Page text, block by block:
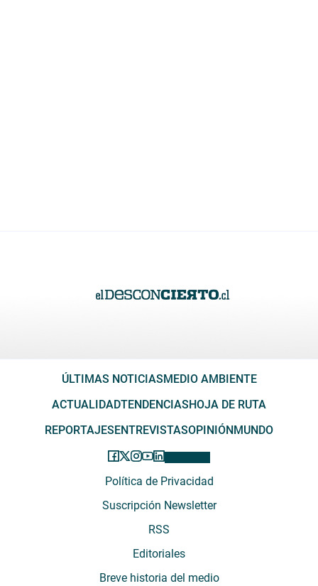
ÚLTIMAS NOTICIASMEDIO AMBIENTE
ACTUALIDADTENDENCIASHOJA DE RUTA
REPORTAJESENTREVISTASOPINIÓNMUNDO
Política de Privacidad
Suscripción Newsletter
RSS
Editoriales
Breve historia del medio